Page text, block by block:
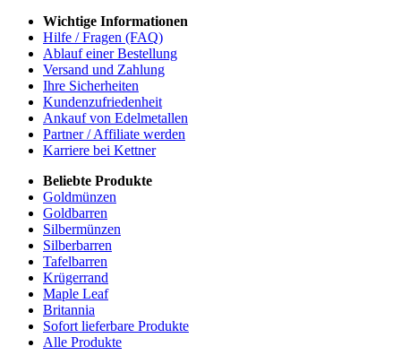
Wichtige Informationen
Hilfe / Fragen (FAQ)
Ablauf einer Bestellung
Versand und Zahlung
Ihre Sicherheiten
Kundenzufriedenheit
Ankauf von Edelmetallen
Partner / Affiliate werden
Karriere bei Kettner
Beliebte Produkte
Goldmünzen
Goldbarren
Silbermünzen
Silberbarren
Tafelbarren
Krügerrand
Maple Leaf
Britannia
Sofort lieferbare Produkte
Alle Produkte